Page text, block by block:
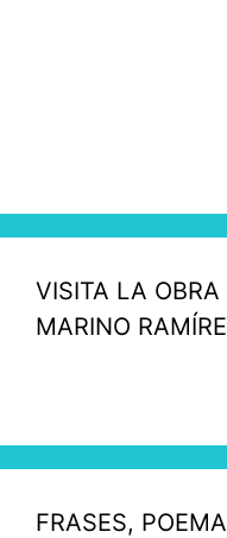
VISITA LA
MARINO
FRASES,